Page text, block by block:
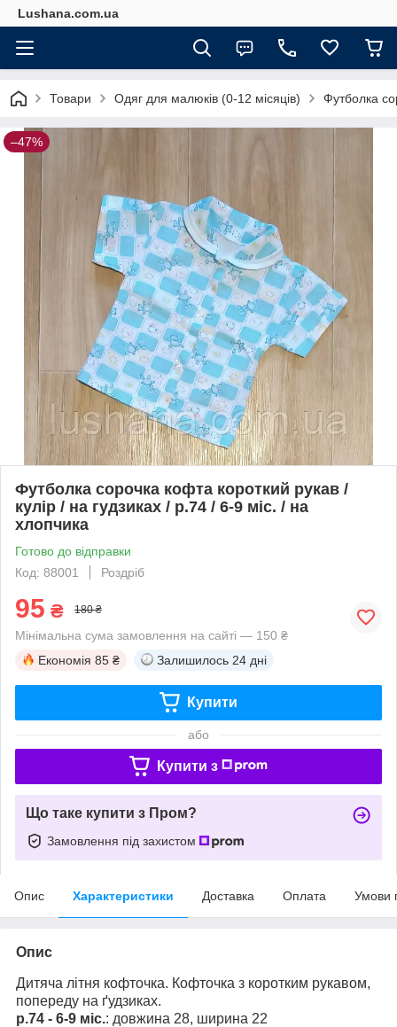
Lushana.com.ua
Товари Одяг для малюків (0-12 місяців) Футболка
–47%
Футболка сорочка кофта короткий рукав /
кулір / на гудзиках / р.74 / 6-9 міс. / на
хлопчика
Готово до відправки
Код: 88001
Роздріб
95 ₴ 180 ₴
Мінімальна сума замовлення на сайті — 150 ₴
Економія 85 ₴ Залишилось 24 дні
Купити
або
Купити з
Що таке купити з Пром?
Замовлення під захистом
Опис Характеристики Доставка Оплата Умови
Опис
Дитяча літня кофточка. Кофточка з коротким рукавом,
попереду на ґудзиках.
р.74 - 6-9 міс.: довжина 28, ширина 22